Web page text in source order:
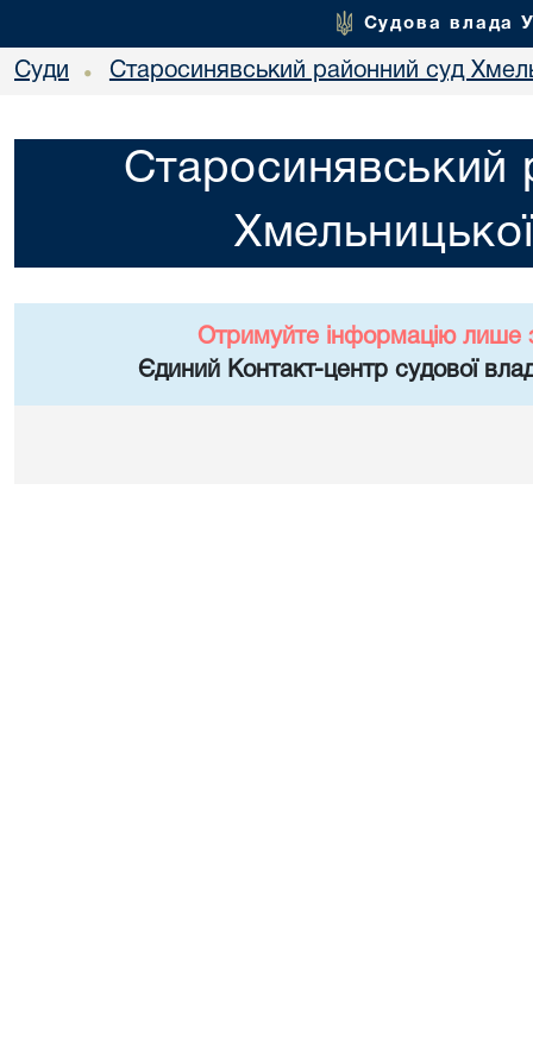
Судова влада
Суди • Старосинявський районний суд
Старосинявський
Отримуйте інформацію лише
Єдиний Контакт-центр судової